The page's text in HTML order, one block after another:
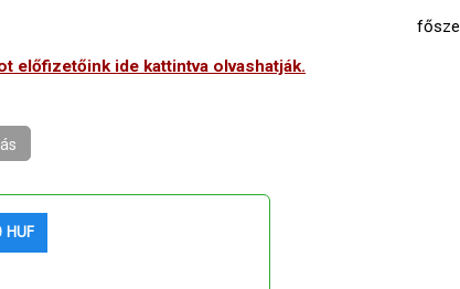
előfizetőink ide kattintva olvashatják.
HUF